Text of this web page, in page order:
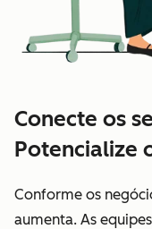
Conecte os
Potencialize
Conforme os
aumenta. As